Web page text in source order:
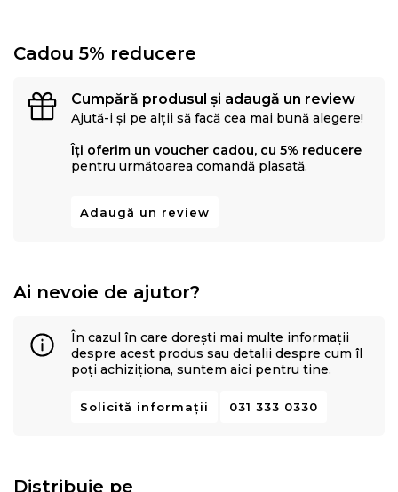
Cadou 5% reducere
Cumpără produsul și adaugă un review
Ajută-i și pe alții să facă cea mai bună alegere!
Îți oferim un voucher cadou, cu 5% reducere
pentru următoarea comandă plasată.
Adaugă un review
Ai nevoie de ajutor?
În cazul în care dorești mai multe informații
despre acest produs sau detalii despre cum îl
poți achiziționa, suntem aici pentru tine.
Solicită informații 031 333 0330
Distribuie pe